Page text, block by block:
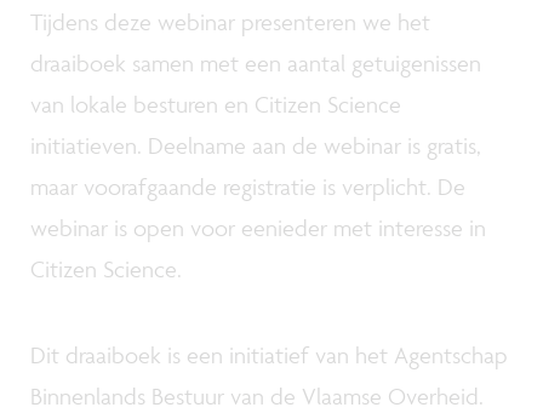
Tijdens deze webinar presenteren we het
draaiboek samen met een aantal getuigenissen
van lokale besturen en Citizen Science
initiatieven. Deelname aan de webinar is gratis,
maar voorafgaande registratie is verplicht. De
webinar is open voor eenieder met interesse in
Citizen Science.
Dit draaiboek is een initiatief van het Agentschap
Binnenlands Bestuur van de Vlaamse Overheid.